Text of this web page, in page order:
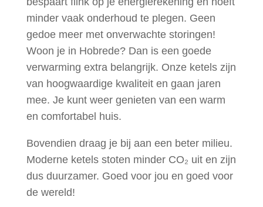
minder vaak onderhoud te plegen. Geen
gedoe meer met onverwachte storingen!
Woon je in Hobrede? Dan is een goede
verwarming extra belangrijk. Onze ketels zijn
van hoogwaardige kwaliteit en gaan jaren
mee. Je kunt weer genieten van een warm
en comfortabel huis.
Bovendien draag je bij aan een beter milieu.
Moderne ketels stoten minder CO₂ uit en zijn
dus duurzamer. Goed voor jou en goed voor
de wereld!